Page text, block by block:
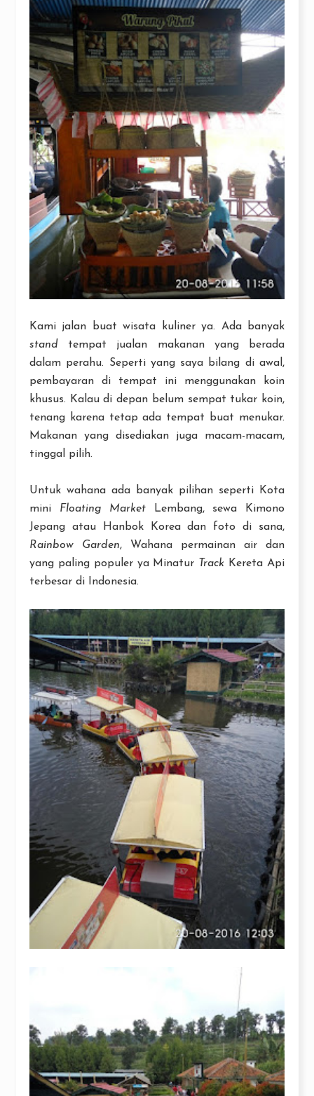
Kami jalan buat wisata kuliner ya. Ada banyak
stand tempat jualan makanan yang berada
dalam perahu. Seperti yang saya bilang di awal,
pembayaran di tempat ini menggunakan koin
khusus. Kalau di depan belum sempat tukar koin,
tenang karena tetap ada tempat buat menukar.
Makanan yang disediakan juga macam-macam,
tinggal pilih.
Untuk wahana ada banyak pilihan seperti Kota
mini Floating Market Lembang, sewa Kimono
Jepang atau Hanbok Korea dan foto di sana,
Rainbow Garden, Wahana permainan air dan
yang paling populer ya Minatur Track Kereta Api
terbesar di Indonesia.